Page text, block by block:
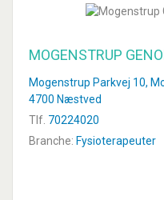
MOGENSTRUP
Mogenstrup Parkvej 10,
4700 Næstved
Tlf. 70224020
Branche: Fysioterapeuter